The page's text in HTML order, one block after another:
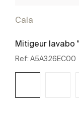
Cala
Mitigeur lavabo
Ref: A5A326EC00